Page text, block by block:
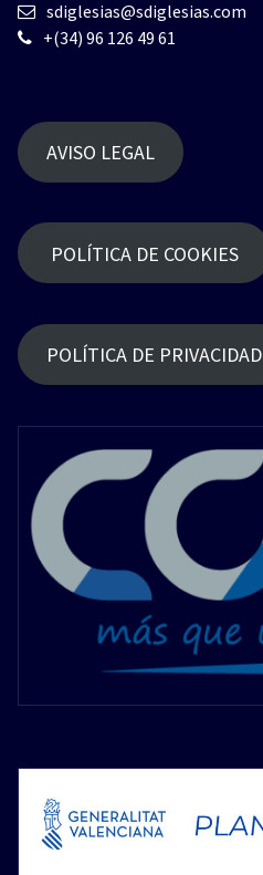
sdiglesias@sdiglesias.com
+(34) 96 126 49 61
AVISO LEGAL
POLÍTICA DE COOKIES
POLÍTICA DE PRIVACIDAD